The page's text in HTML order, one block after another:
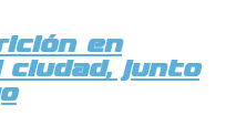
en
ciudad, junto